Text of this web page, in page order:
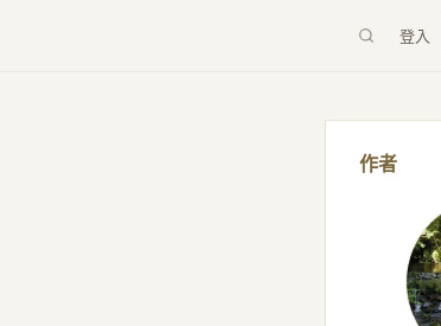
登入
作者